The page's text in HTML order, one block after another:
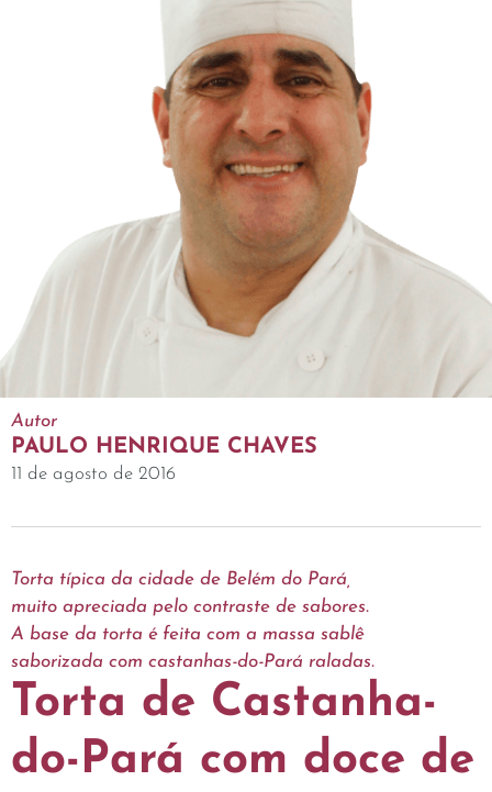
Autor
PAULO HENRIQUE CHAVES
11 de agosto de 2016
Torta típica da cidade de Belém do Pará,
muito apreciada pelo contraste de sabores.
A base da torta é feita com a massa sablê
saborizada com castanhas-do-Pará raladas.
Torta de Castanha-
do-Pará com doce de